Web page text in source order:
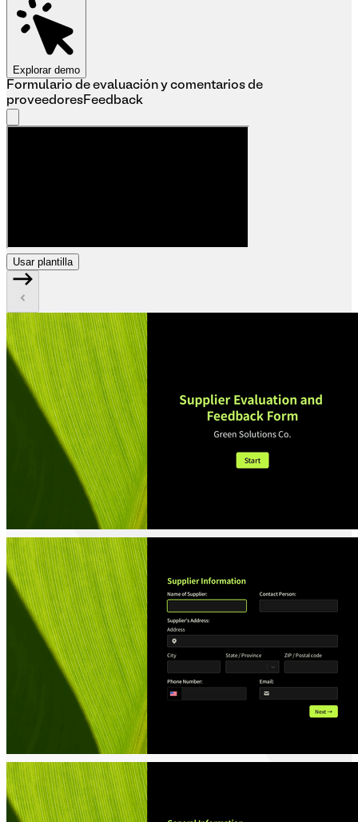
Explorar demo
Formulario de evaluación y comentarios de
proveedores Feedback
Usar plantilla